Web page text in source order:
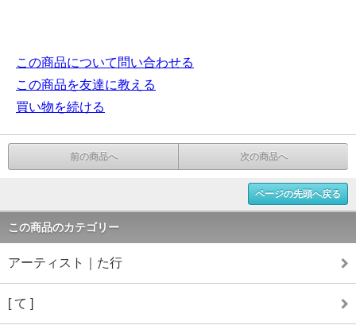
この商品について問い合わせる
この商品を友達に教える
買い物を続ける
前の商品へ 次の商品へ
ページの先頭へ戻る
この商品のカテゴリー
アーティスト｜た行
[ て ]